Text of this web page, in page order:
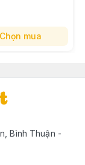
Chọn mua
Bình Thuận -